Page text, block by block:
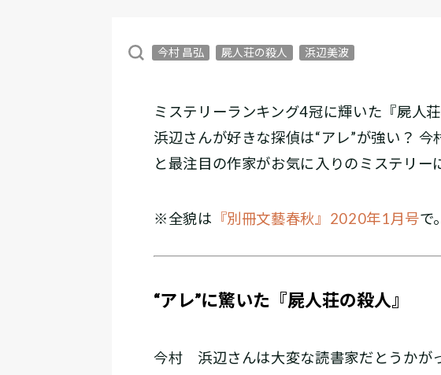
今村 昌弘 屍人荘の殺人 浜辺美波
ミステリーランキング4冠に輝いた『屍人
浜辺さんが好きな探偵は“アレ”が強い？
と最注目の作家がお気に入りのミステリー
※全貌は 『別冊文藝春秋』2020年1月号で
“アレ”に驚いた『屍人荘の殺人』
今村 浜辺さんは大変な読書家だとうかが